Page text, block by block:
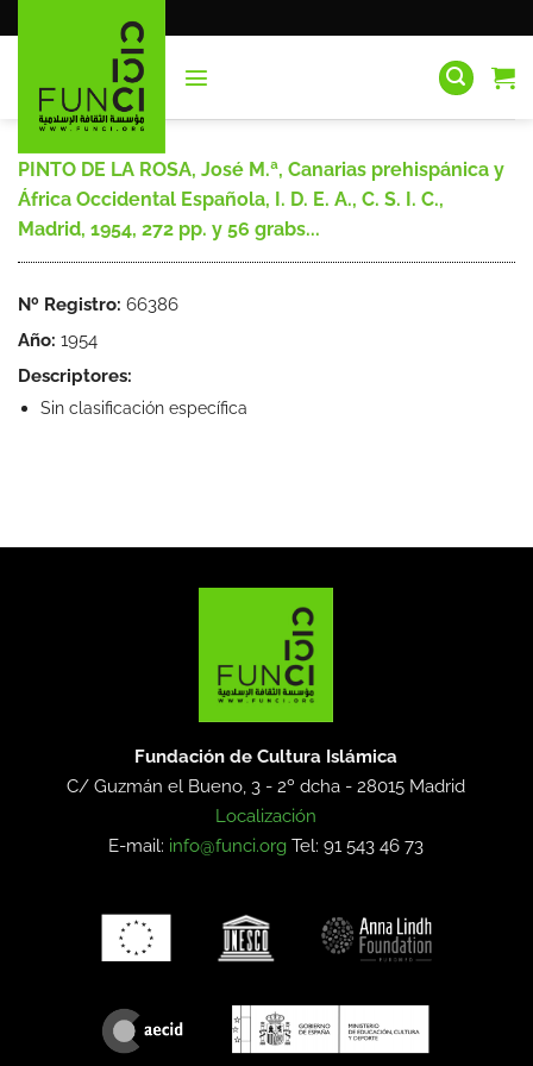
al
PINTO DE LA ROSA, José M.ª, Canarias prehispánica y
África Occidental Española, I. D. E. A., C. S. I. C.,
Madrid, 1954, 272 pp. y 56 grabs...
Nº Registro: 66386
Año: 1954
Descriptores:
Sin clasificación específica
Fundación de Cultura Islámica
C/ Guzmán el Bueno, 3 - 2º dcha -28015 Madrid
Localización
E-mail: info@funci.org Tel: 91 543 46 73